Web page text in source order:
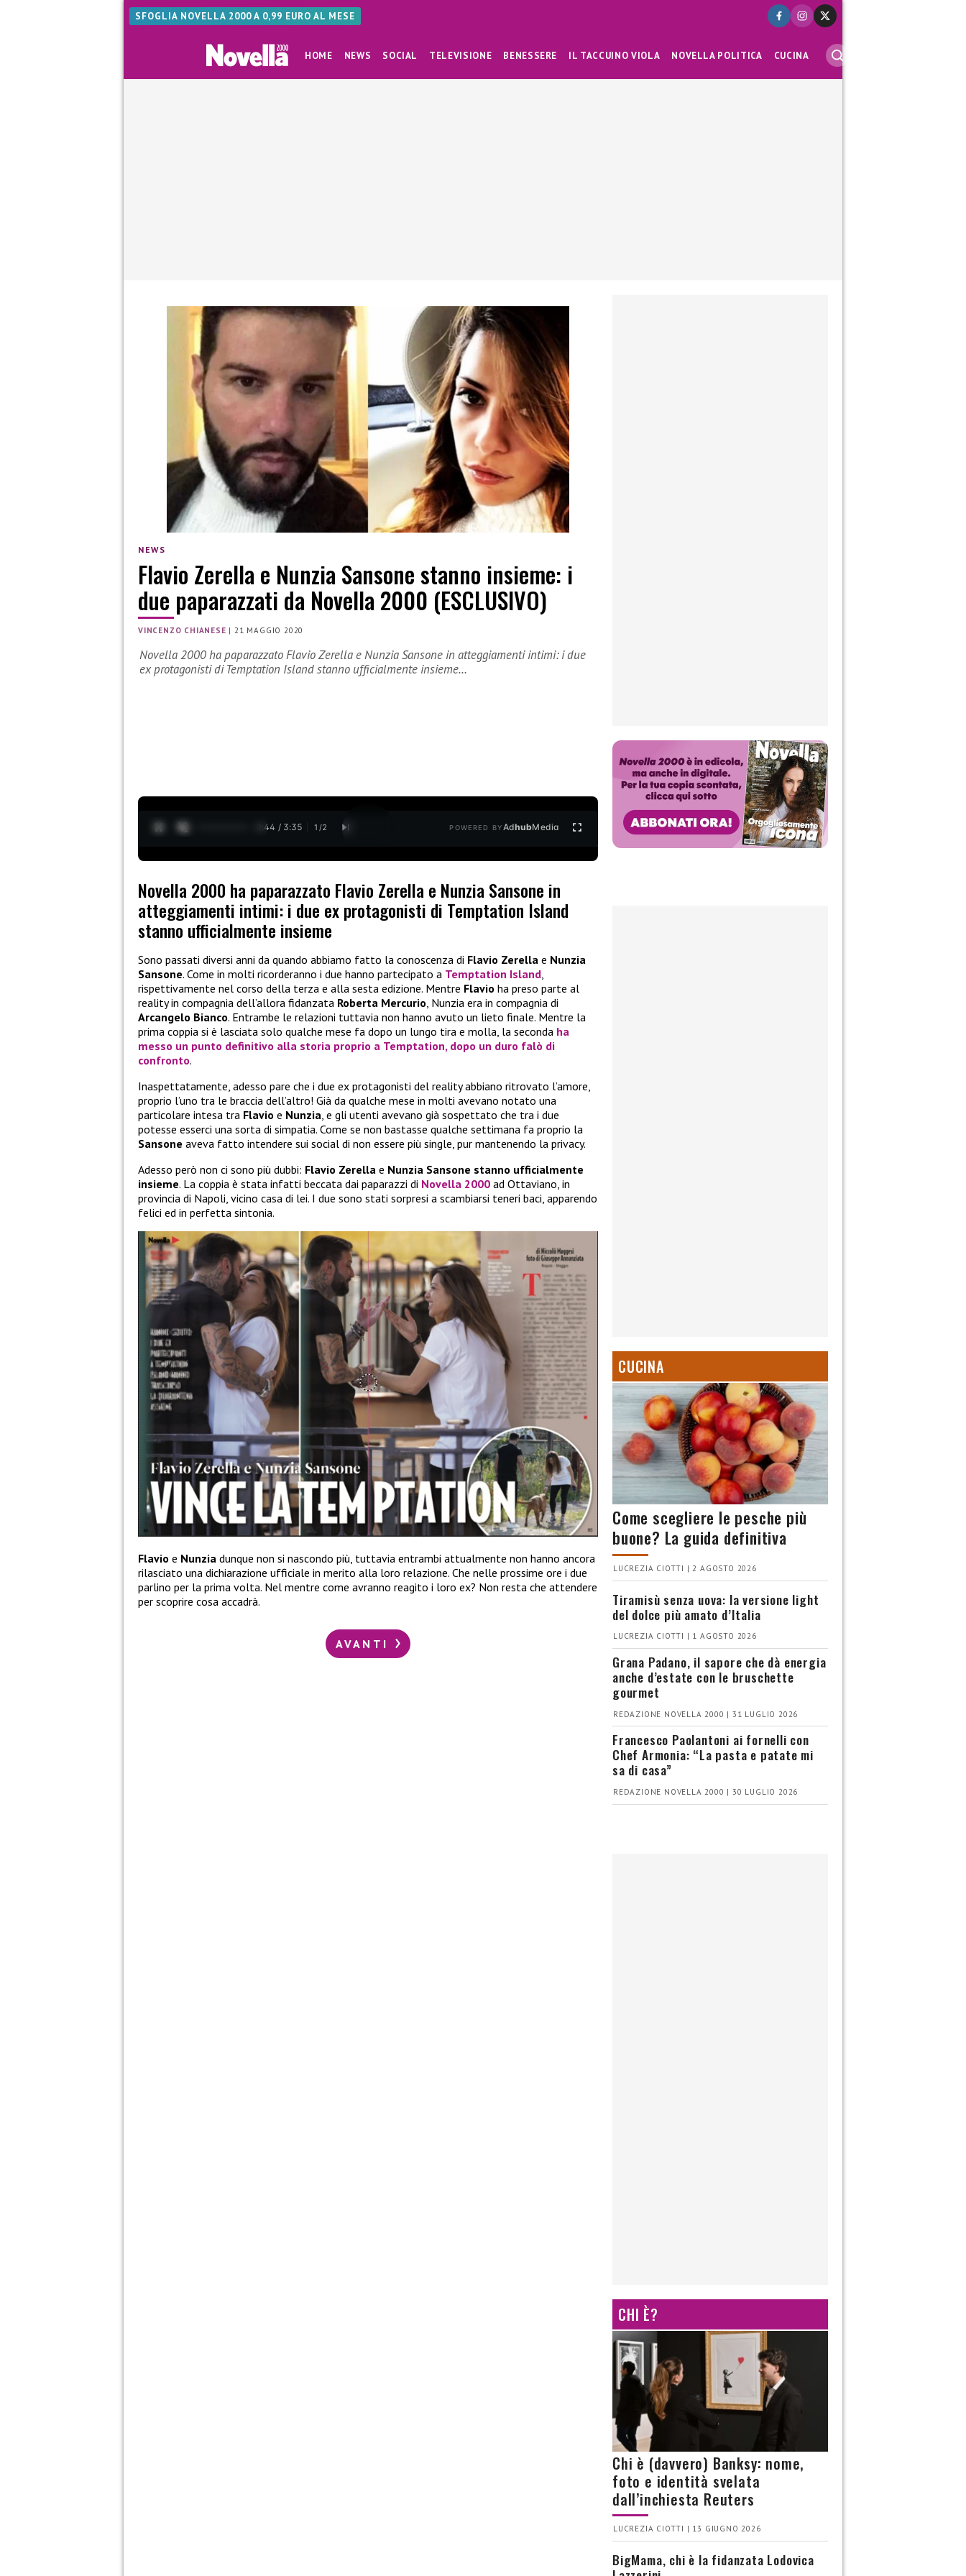
SFOGLIA NOVELLA 2000 A 0,99 EURO AL MESE
HOME NEWS SOCIAL TELEVISIONE BENESSERE IL TACCUINO VIOLA NOVELLA POLITICA CUCINA
NEWS
Flavio Zerella e Nunzia Sansone stanno insieme: i
due paparazzati da Novella 2000 (ESCLUSIVO)
VINCENZO CHIANESE |21 MAGGIO 2020
Novella 2000 ha paparazzato Flavio Zerella e Nunzia Sansone in atteggiamenti intimi: i due
ex protagonisti di Temptation Island stanno ufficialmente insieme…
0:45 / 3:35 1 /2 POWERED BYAdhubMedia
Novella 2000 ha paparazzato Flavio Zerella e Nunzia Sansone in
atteggiamenti intimi: i due ex protagonisti di Temptation Island
stanno ufficialmente insieme
Sono passati diversi anni da quando abbiamo fatto la conoscenza di Flavio Zerella e Nunzia
Sansone. Come in molti ricorderanno i due hanno partecipato a Temptation Island,
rispettivamente nel corso della terza e alla sesta edizione. Mentre Flavio ha preso parte al
reality in compagnia dell’allora fidanzata Roberta Mercurio, Nunzia era in compagnia di
Arcangelo Bianco. Entrambe le relazioni tuttavia non hanno avuto un lieto finale. Mentre la
prima coppia si è lasciata solo qualche mese fa dopo un lungo tira e molla, la seconda ha
messo un punto definitivo alla storia proprio a Temptation, dopo un duro falò di
confronto.
Inaspettatamente, adesso pare che i due ex protagonisti del reality abbiano ritrovato l’amore,
proprio l’uno tra le braccia dell’altro! Già da qualche mese in molti avevano notato una
particolare intesa tra Flavio e Nunzia, e gli utenti avevano già sospettato che tra i due
potesse esserci una sorta di simpatia. Come se non bastasse qualche settimana fa proprio la
Sansone aveva fatto intendere sui social di non essere più single, pur mantenendo la privacy.
Adesso però non ci sono più dubbi: Flavio Zerella e Nunzia Sansone stanno ufficialmente
insieme. La coppia è stata infatti beccata dai paparazzi di Novella 2000 ad Ottaviano, in
provincia di Napoli, vicino casa di lei. I due sono stati sorpresi a scambiarsi teneri baci, apparendo
felici ed in perfetta sintonia.
Flavio e Nunzia dunque non si nascondo più, tuttavia entrambi attualmente non hanno ancora
rilasciato una dichiarazione ufficiale in merito alla loro relazione. Che nelle prossime ore i due
parlino per la prima volta. Nel mentre come avranno reagito i loro ex? Non resta che attendere
per scoprire cosa accadrà.
AVANTI
CUCINA
Come scegliere le pesche più
buone? La guida definitiva
LUCREZIA CIOTTI | 2 AGOSTO 2026
Tiramisù senza uova: la versione light
del dolce più amato d’Italia
LUCREZIA CIOTTI | 1 AGOSTO 2026
Grana Padano, il sapore che dà energia
anche d’estate con le bruschette
gourmet
REDAZIONE NOVELLA 2000 | 31 LUGLIO 2026
Francesco Paolantoni ai fornelli con
Chef Armonia: “La pasta e patate mi
sa di casa”
REDAZIONE NOVELLA 2000 | 30 LUGLIO 2026
CHI È?
Chi è (davvero) Banksy: nome,
foto e identità svelata
dall’inchiesta Reuters
LUCREZIA CIOTTI | 13 GIUGNO 2026
BigMama, chi è la fidanzata Lodovica